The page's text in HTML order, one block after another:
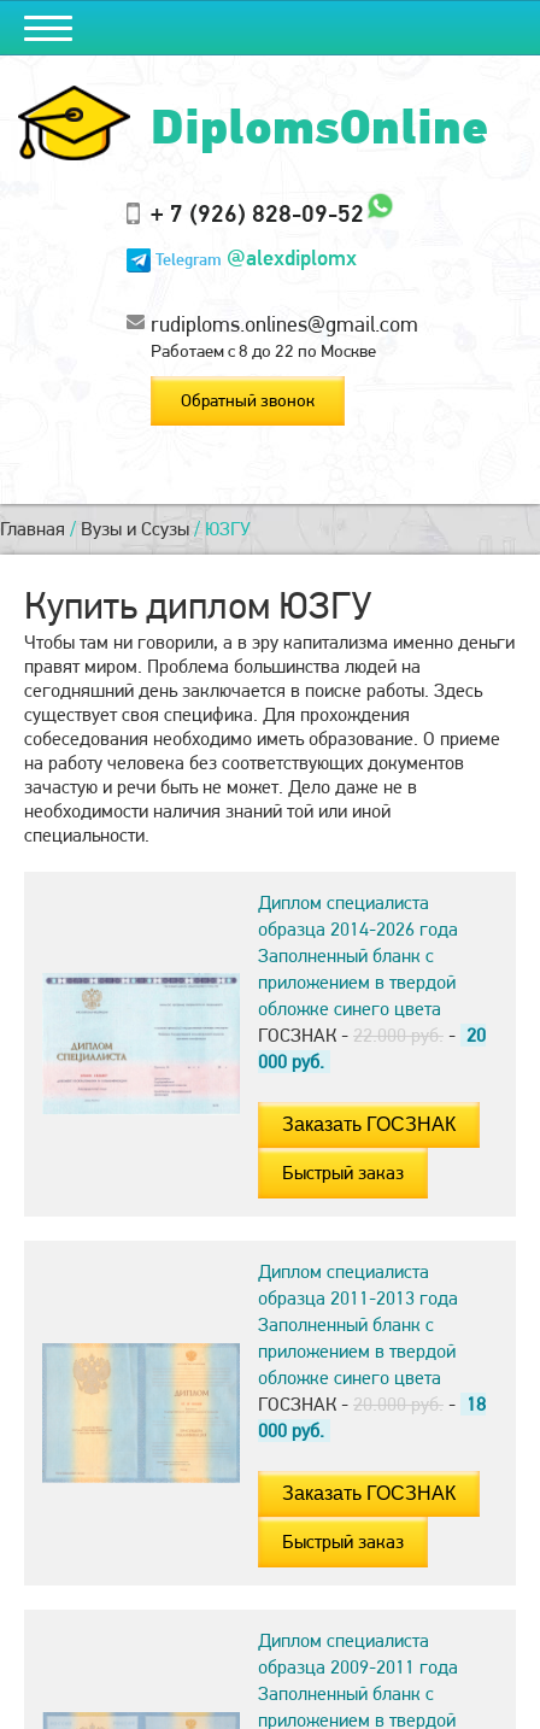
DiplomsOnline
+ 7 (926) 828-09-52
Telegram @alexdiplomx
rudiploms.onlines@gmail.com
Работаем с 8 до 22 по Москве
Обратный звонок
Главная / Вузы и Ссузы / ЮЗГУ
Купить диплом ЮЗГУ
Чтобы там ни говорили, а в эру капитализма именно деньги
правят миром. Проблема большинства людей на
сегодняшний день заключается в поиске работы. Здесь
существует своя специфика. Для прохождения
собеседования необходимо иметь образование. О приеме
на работу человека без соответствующих документов
зачастую и речи быть не может. Дело даже не в
необходимости наличия знаний той или иной
специальности.
Диплом специалиста
образца 2014-2026 года
Заполненный бланк с
приложением в твердой
обложке синего цвета
ГОСЗНАК - 22.000 руб. - 20
000 руб.
Быстрый заказ
Диплом специалиста
образца 2011-2013 года
Заполненный бланк с
приложением в твердой
обложке синего цвета
ГОСЗНАК - 20.000 руб. - 18
000 руб.
Быстрый заказ
Диплом специалиста
образца 2009-2011 года
Заполненный бланк с
приложением в твердой